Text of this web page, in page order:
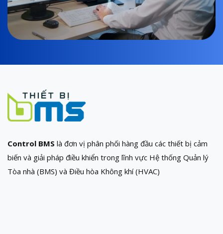
Control BMS là đơn vị phân phối hàng đầu các thiết bị cảm
biến và giải pháp điều khiển trong lĩnh vực Hệ thống Quản lý
Tòa nhà (BMS) và Điều hòa Không khí (HVAC)